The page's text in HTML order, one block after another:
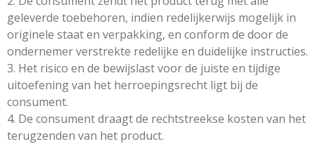
geleverde toebehoren, indien redelijkerwijs mogelijk in
originele staat en verpakking, en conform de door de
ondernemer verstrekte redelijke en duidelijke instructies.
3. Het risico en de bewijslast voor de juiste en tijdige
uitoefening van het herroepingsrecht ligt bij de
consument.
4. De consument draagt de rechtstreekse kosten van het
terugzenden van het product.